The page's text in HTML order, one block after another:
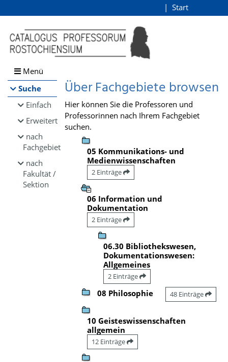
Browsen
direkt zum Inhalt
Start
Menü
Suche
Einfach
Erweitert
nach
Fachgebiet
nach
Fakultät /
Sektion
Über Fachgebiete browsen
Hier können Sie die Professoren und
Professorinnen nach Ihrem Fachgebiet
suchen.
05 Kommunikations- und
Medienwissenschaften
2 Einträge
06 Information und
Dokumentation
2 Einträge
06.30 Bibliothekswesen,
Dokumentationswesen:
Allgemeines
2 Einträge
08 Philosophie 48 Einträge
10 Geisteswissenschaften
allgemein
12 Einträge